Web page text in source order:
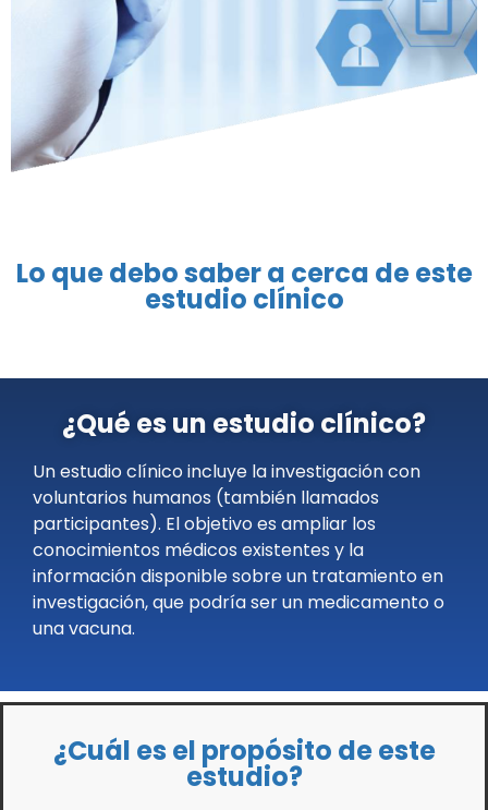
Lo que debo saber a cerca de este
estudio clínico
¿Qué es un estudio clínico?
Un estudio clínico incluye la investigación con
voluntarios humanos (también llamados
participantes). El objetivo es ampliar los
conocimientos médicos existentes y la
información disponible sobre un tratamiento en
investigación, que podría ser un medicamento o
una vacuna.
¿Cuál es el propósito de este
estudio?